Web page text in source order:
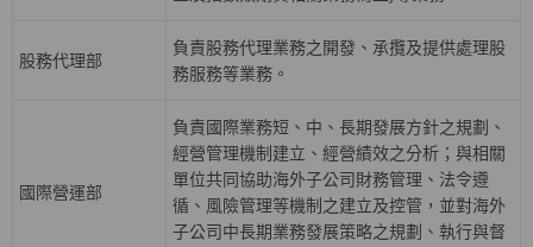
股務代理部
負責股務代理業務之開發、承攬及提供處理股
務服務等業務。
國際營運部
負責國際業務短、中、長期發展方針之規劃、
經營管理機制建立、經營績效之分析；與相關
單位共同協助海外子公司財務管理、法令遵
循、風險管理等機制之建立及控管，並對海外
子公司中長期業務發展策略之規劃、執行與督